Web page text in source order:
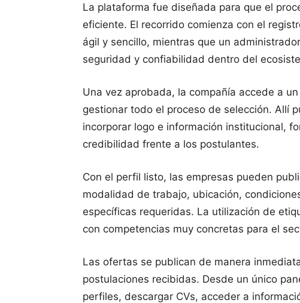
La plataforma fue diseñada para que el
eficiente. El recorrido comienza con el
ágil y sencillo, mientras que un
seguridad y confiabilidad dentro del
Una vez aprobada, la compañía accede a
gestionar todo el proceso de selección. Allí
incorporar logo e información institucional,
credibilidad frente a los postulantes.
Con el perfil listo, las empresas pueden
modalidad de trabajo, ubicación,
específicas requeridas. La utilización de
con competencias muy concretas para el
Las ofertas se publican de manera
postulaciones recibidas. Desde un único
perfiles, descargar CVs, acceder a